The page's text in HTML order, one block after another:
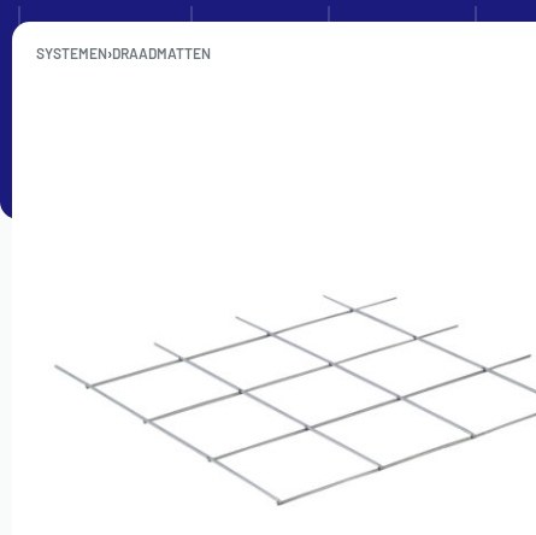
Kennisbank Zakelijk Over ons
SYSTEMEN›DRAADMATTEN